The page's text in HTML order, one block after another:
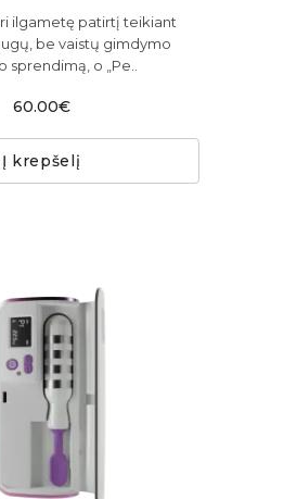
ilgametę patirtį teikiant
be vaistų gimdymo
sprendimą, o „Pe..
60.00€
Į krepšelį